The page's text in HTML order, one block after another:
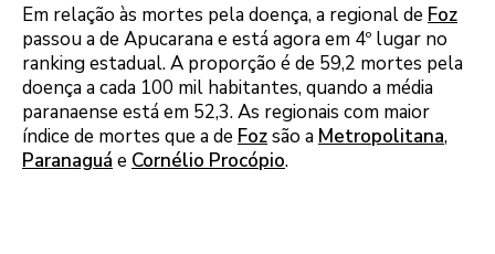
Em relação às mortes pela doença, a regional de Foz
passou a de Apucarana e está agora em 4º lugar no
ranking estadual. A proporção é de 59,2 mortes pela
doença a cada 100 mil habitantes, quando a média
paranaense está em 52,3. As regionais com maior
índice de mortes que a de Fozsão a Metropolitana,
Paranaguá e Cornélio Procópio.